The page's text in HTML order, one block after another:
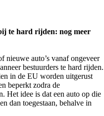
te hard rijden: nog meer
nieuwe auto’s vanaf ongeveer
bestuurders te hard rijden.
in de EU worden uitgerust
beperkt zodra de
Het idee is dat een auto op die
dan toegestaan, behalve in